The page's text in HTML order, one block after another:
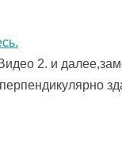
2. и